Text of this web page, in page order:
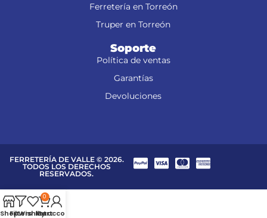
Ferretería en Torreón
Truper en Torreón
Soporte
Política de ventas
Garantías
Devoluciones
FERRETERÍA DE VALLE © 2026.
TODOS LOS DERECHOS
RESERVADOS.
ShopFilters
Wishlist
0
Cart
My account